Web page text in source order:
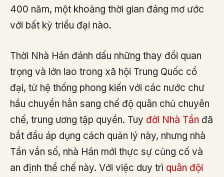
400 năm, một khoảng thời gian đáng mơ ước
với bất kỳ triều đại nào.
Thời Nhà Hán đánh dấu những thay đổi quan
trọng và lớn lao trong xã hội Trung Quốc cổ
đại, từ hệ thống phong kiến với các nước chư
hầu chuyển hẳn sang chế độ quân chủ chuyên
chế, trung ương tập quyền. Tuy đời Nhà Tần đã
bắt đầu áp dụng cách quản lý này, nhưng nhà
Tần vắn số, nhà Hán mới thực sự củng cố và
an định thể chế này. Với việc duy trì quân đội